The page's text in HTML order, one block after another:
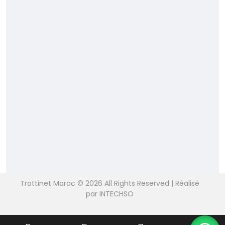
Trottinet Maroc © 2026 All Rights Reserved | Réalisé
par INTECHSO